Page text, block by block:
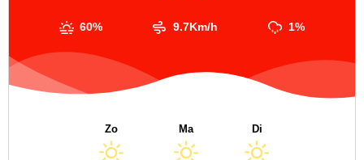
60% 9.7Km/h 1%
Zo Ma Di